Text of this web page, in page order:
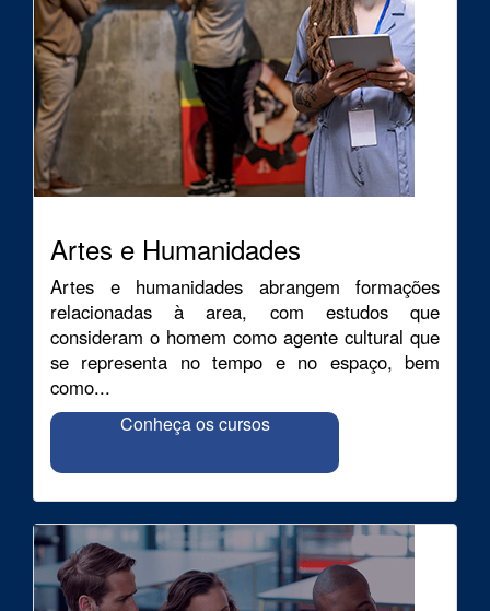
Artes e Humanidades
Artes e humanidades abrangem formações
relacionadas à area, com estudos que
consideram o homem como agente cultural que
se representa no tempo e no espaço, bem
como...
Conheça os cursos